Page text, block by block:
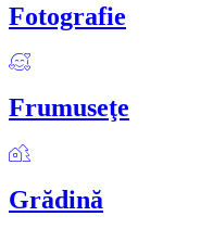
Fotografie
Frumuseţe
Grădină